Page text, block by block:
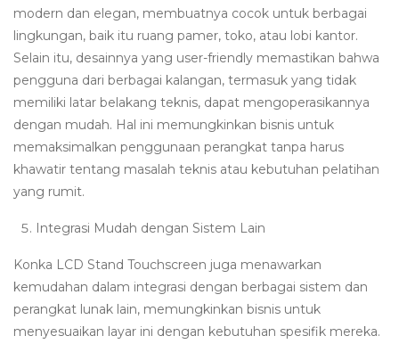
modern dan elegan, membuatnya cocok untuk berbagai
lingkungan, baik itu ruang pamer, toko, atau lobi kantor.
Selain itu, desainnya yang user-friendly memastikan bahwa
pengguna dari berbagai kalangan, termasuk yang tidak
memiliki latar belakang teknis, dapat mengoperasikannya
dengan mudah. Hal ini memungkinkan bisnis untuk
memaksimalkan penggunaan perangkat tanpa harus
khawatir tentang masalah teknis atau kebutuhan pelatihan
yang rumit.
Integrasi Mudah dengan Sistem Lain
Konka LCD Stand Touchscreen juga menawarkan
kemudahan dalam integrasi dengan berbagai sistem dan
perangkat lunak lain, memungkinkan bisnis untuk
menyesuaikan layar ini dengan kebutuhan spesifik mereka.